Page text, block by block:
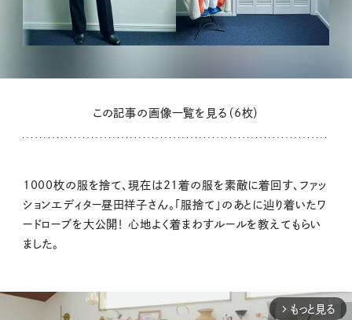
この記事の画像一覧を見る（6枚）
1000枚の服を捨て、現在は21着の服を素敵に着回す、ファッ
ションエディター昼田祥子さん。「服捨て」のあとに辿り着いたワ
ードローブを大公開！ 心地よく着まわすルールを教えてもらい
ました。
arrow_forward_ios もっと見る